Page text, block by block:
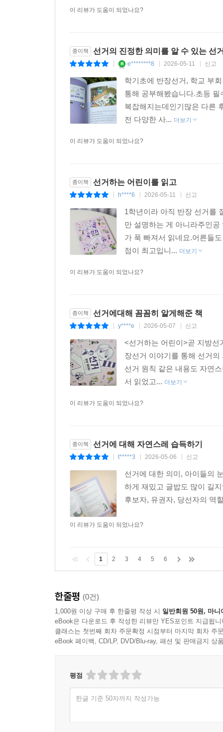
이 리뷰가 도움이 되었나요?
종이책 선거의 진정한 의미를 알 수 있는 선
e********8 2026-05-11 신고
학기초에 반장선거, 학교 부
통해 공부해봤습니다.초등
복잡해지는데인기많은 다른
전 다양한 사... 더보기
이 리뷰가 도움이 되었나요?
종이책 선거하는 어린이를 읽고
h****6 2026-05-11 신고
1학년이라 아직 반장 선거를
만 설명하는 게 아니라주인
가 푹 빠져서 읽네요.어른들
점이 최고입니... 더보기
이 리뷰가 도움이 되었나요?
종이책 선거에대해 꼼꼼히 알게해준 책
y****e 2026-05-07 신고
<선거하는 어린이>곧 지방선
장선거 이야기를 통해 선거
선거 원칙 같은 내용도 자연
서 읽었고... 더보기
이 리뷰가 도움이 되었나요?
종이책 선거에 대해 자연스레 습득하기
t*****3 2026-05-06 신고
선거에 대한 의미, 아이들의
하게 재밌고 글밥도 많이 길
후보자, 유권자, 당선자의 역
이 리뷰가 도움이 되었나요?
1 2 3 4 5 6
한줄평 (0건)
1,000원 이상 구매 후 한줄평 작성 시 일반회원 50원, 마니
eBook은 다운로드 후 작성한 리뷰만 YES포인트 지급됩니
클래스는 첫번째 회차 주문확정 시점부터 마지막 회차 주
eBook 페이백, CD/LP, DVD/Blu-ray, 패션 및 판매금지 상
평점
한글 기준 50자까지 작성가능